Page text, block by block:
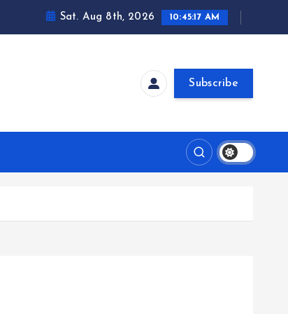
Sat. Aug 8th, 2026 10:45:18 AM
Subscribe